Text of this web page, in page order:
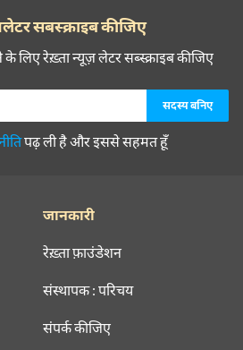
सबस्क्राइब कीजिए
के लिए रेख़्ता न्यूज़ लेटर सब्स्क्राइब कीजिए
पढ़ ली है और इससे सहमत हूँ
जानकारी
रेख़्ता फ़ाउंडेशन
संस्थापक : परिचय
संपर्क कीजिए